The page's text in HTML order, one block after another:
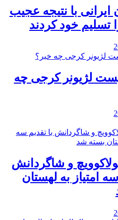
ایرانی با نتیجه عجیب
تسلیم خود کردند
لژیونر کرجی چه
و شاگردانش
امتیاز به لهستان